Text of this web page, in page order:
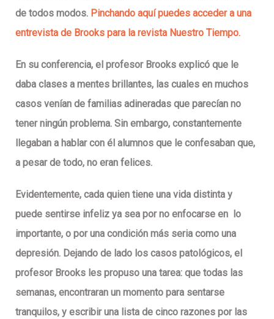
de todos modos. Pinchando aquí puedes acceder a una
entrevista de Brooks para la revista Nuestro Tiempo.
En su conferencia, el profesor Brooks explicó que le
daba clases a mentes brillantes, las cuales en muchos
casos venían de familias adineradas que parecían no
tener ningún problema. Sin embargo, constantemente
llegaban a hablar con él alumnos que le confesaban que,
a pesar de todo, no eran felices.
Evidentemente, cada quien tiene una vida distinta y
puede sentirse infeliz ya sea por no enfocarse en lo
importante, o por una condición más seria como una
depresión. Dejando de lado los casos patológicos, el
profesor Brooks les propuso una tarea: que todas las
semanas, encontraran un momento para sentarse
tranquilos, y escribir una lista de cinco razones por las